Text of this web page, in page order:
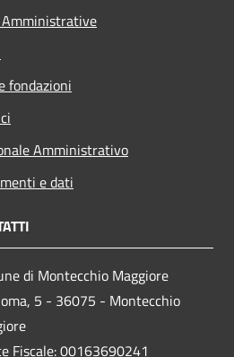
fondazioni
Amministrativo
e dati
di Montecchio Maggiore
5 - 36075 - Montecchio
Fiscale: 00163690241